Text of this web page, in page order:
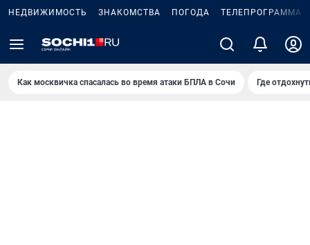
НЕДВИЖИМОСТЬ ЗНАКОМСТВА ПОГОДА ТЕЛЕПРОГРАММА
Как москвичка спасалась во время атаки БПЛА в Сочи Где